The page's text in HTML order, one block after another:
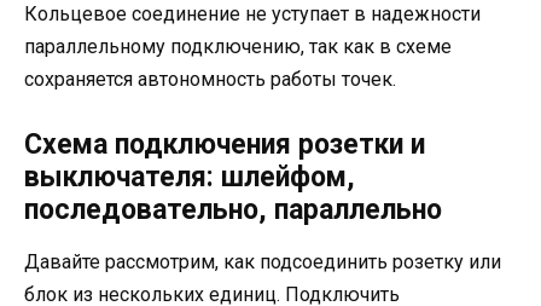
Кольцевое соединение не уступает в надежности
параллельному подключению, так как в схеме
сохраняется автономность работы точек.
Схема подключения розетки и
выключателя: шлейфом,
последовательно, параллельно
Давайте рассмотрим, как подсоединить розетку или
блок из нескольких единиц. Подключить